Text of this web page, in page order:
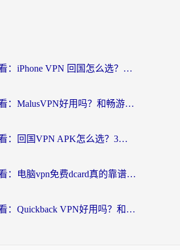
海外党必看：iPhone VPN 回国怎么选？一篇搞定无缝访问国内资源
海外党必看：MalusVPN好用吗？和畅游VPN对比哪个回国效果更好？附穿梭飞鱼神龟真实体验
海外党必看：回国VPN APK怎么选？3步教你无缝刷国内剧玩国服
海外党必看：电脑vpn免费dcard真的靠谱吗？教你选对回国加速器无缝访问国内资源
海外党必看：Quickback VPN好用吗？和小黑牛VPN对比哪个回国效果更好？附真实体验+避坑指南